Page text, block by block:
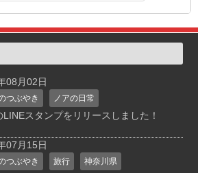
08月02日
つぶやき ノアの日常
LINEスタンプをリリースしました！
07月15日
つぶやき 旅行 神奈川県